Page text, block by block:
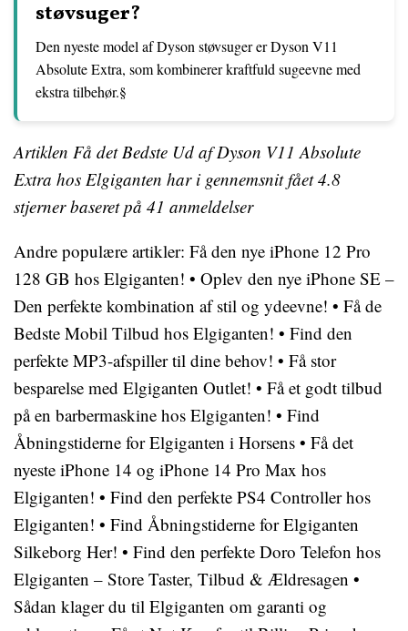
støvsuger?
Den nyeste model af Dyson støvsuger er Dyson V11
Absolute Extra, som kombinerer kraftfuld sugeevne med
ekstra tilbehør.§
Artiklen Få det Bedste Ud af Dyson V11 Absolute
Extra hos Elgiganten har i gennemsnit fået4.8
stjerner baseret på 41 anmeldelser
Andre populære artikler: Få den nye iPhone 12 Pro
128 GB hos Elgiganten! • Oplev den nye iPhone SE –
Den perfekte kombination af stil og ydeevne! • Få de
Bedste Mobil Tilbud hos Elgiganten! • Find den
perfekte MP3-afspiller til dine behov! • Få stor
besparelse med Elgiganten Outlet! • Få et godt tilbud
på en barbermaskine hos Elgiganten! • Find
Åbningstiderne for Elgiganten i Horsens • Få det
nyeste iPhone 14 og iPhone 14 Pro Max hos
Elgiganten! • Find den perfekte PS4 Controller hos
Elgiganten! • Find Åbningstiderne for Elgiganten
Silkeborg Her! • Find den perfekte Doro Telefon hos
Elgiganten – Store Taster, Tilbud & Ældresagen •
Sådan klager du til Elgiganten om garanti og